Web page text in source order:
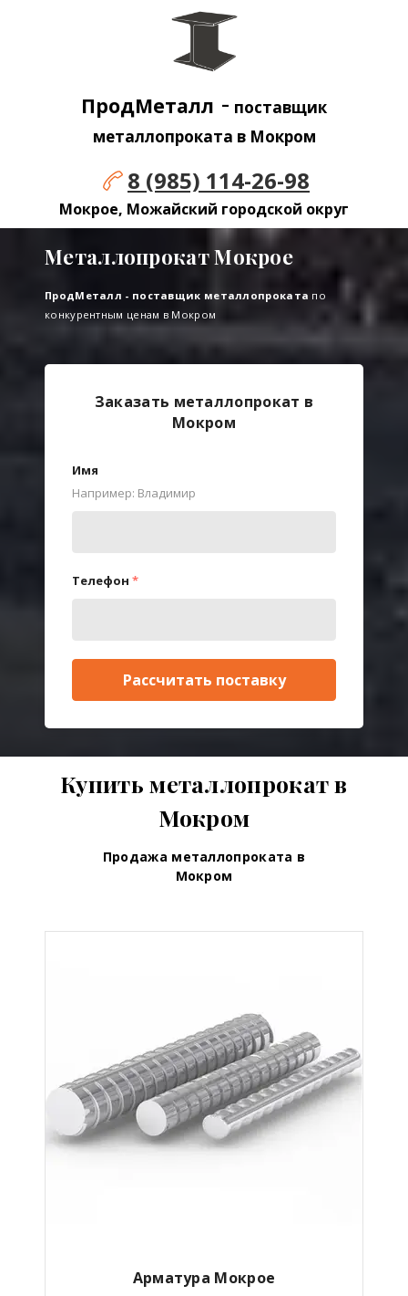
ПродМеталл - поставщик
металлопроката в Мокром
8 (985) 114-26-98
Мокрое, Можайский городской округ
Металлопрокат Мокрое
ПродМеталл - поставщик металлопроката по
конкурентным ценам в Мокром
Заказать металлопрокат в
Мокром
Имя
Например: Владимир
Телефон *
Рассчитать поставку
Купить металлопрокат в
Мокром
Продажа металлопроката в
Мокром
Арматура Мокрое